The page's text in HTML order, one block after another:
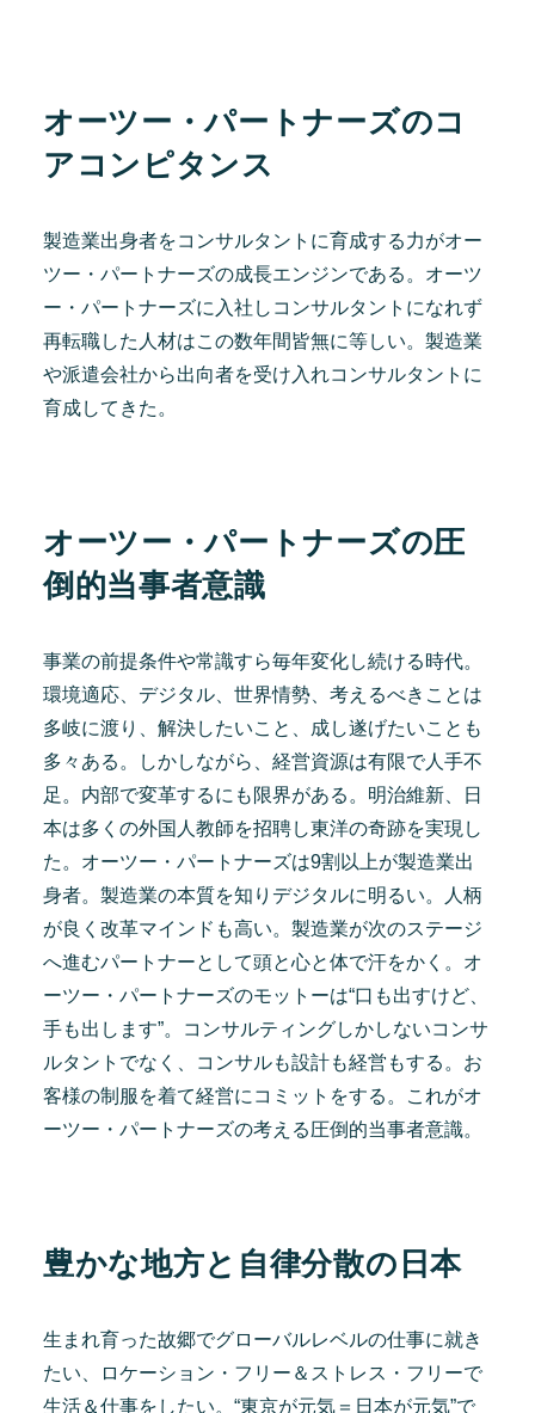
オーツー・パートナーズのコ
アコンピタンス
製造業出身者をコンサルタントに育成する力がオー
ツー・パートナーズの成長エンジンである。オーツ
ー・パートナーズに入社しコンサルタントになれず
再転職した人材はこの数年間皆無に等しい。製造業
や派遣会社から出向者を受け入れコンサルタントに
育成してきた。
オーツー・パートナーズの圧
倒的当事者意識
事業の前提条件や常識すら毎年変化し続ける時代。
環境適応、デジタル、世界情勢、考えるべきことは
多岐に渡り、解決したいこと、成し遂げたいことも
多々ある。しかしながら、経営資源は有限で人手不
足。内部で変革するにも限界がある。明治維新、日
本は多くの外国人教師を招聘し東洋の奇跡を実現し
た。オーツー・パートナーズは9割以上が製造業出
身者。製造業の本質を知りデジタルに明るい。人柄
が良く改革マインドも高い。製造業が次のステージ
へ進むパートナーとして頭と心と体で汗をかく。オ
ーツー・パートナーズのモットーは“口も出すけど、
手も出します”。コンサルティングしかしないコンサ
ルタントでなく、コンサルも設計も経営もする。お
客様の制服を着て経営にコミットをする。これがオ
ーツー・パートナーズの考える圧倒的当事者意識。
豊かな地方と自律分散の日本
生まれ育った故郷でグローバルレベルの仕事に就き
たい、ロケーション・フリー＆ストレス・フリーで
生活＆仕事をしたい。“東京が元気＝日本が元気”で